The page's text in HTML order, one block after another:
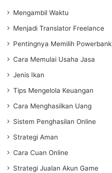
Mengambil Waktu
Menjadi Translator Freelance
Pentingnya Memilih Powerbank
Cara Memulai Usaha Jasa
Jenis Ikan
Tips Mengelola Keuangan
Cara Menghasilkan Uang
Sistem Penghasilan Online
Strategi Aman
Cara Cuan Online
Strategi Jualan Akun Game